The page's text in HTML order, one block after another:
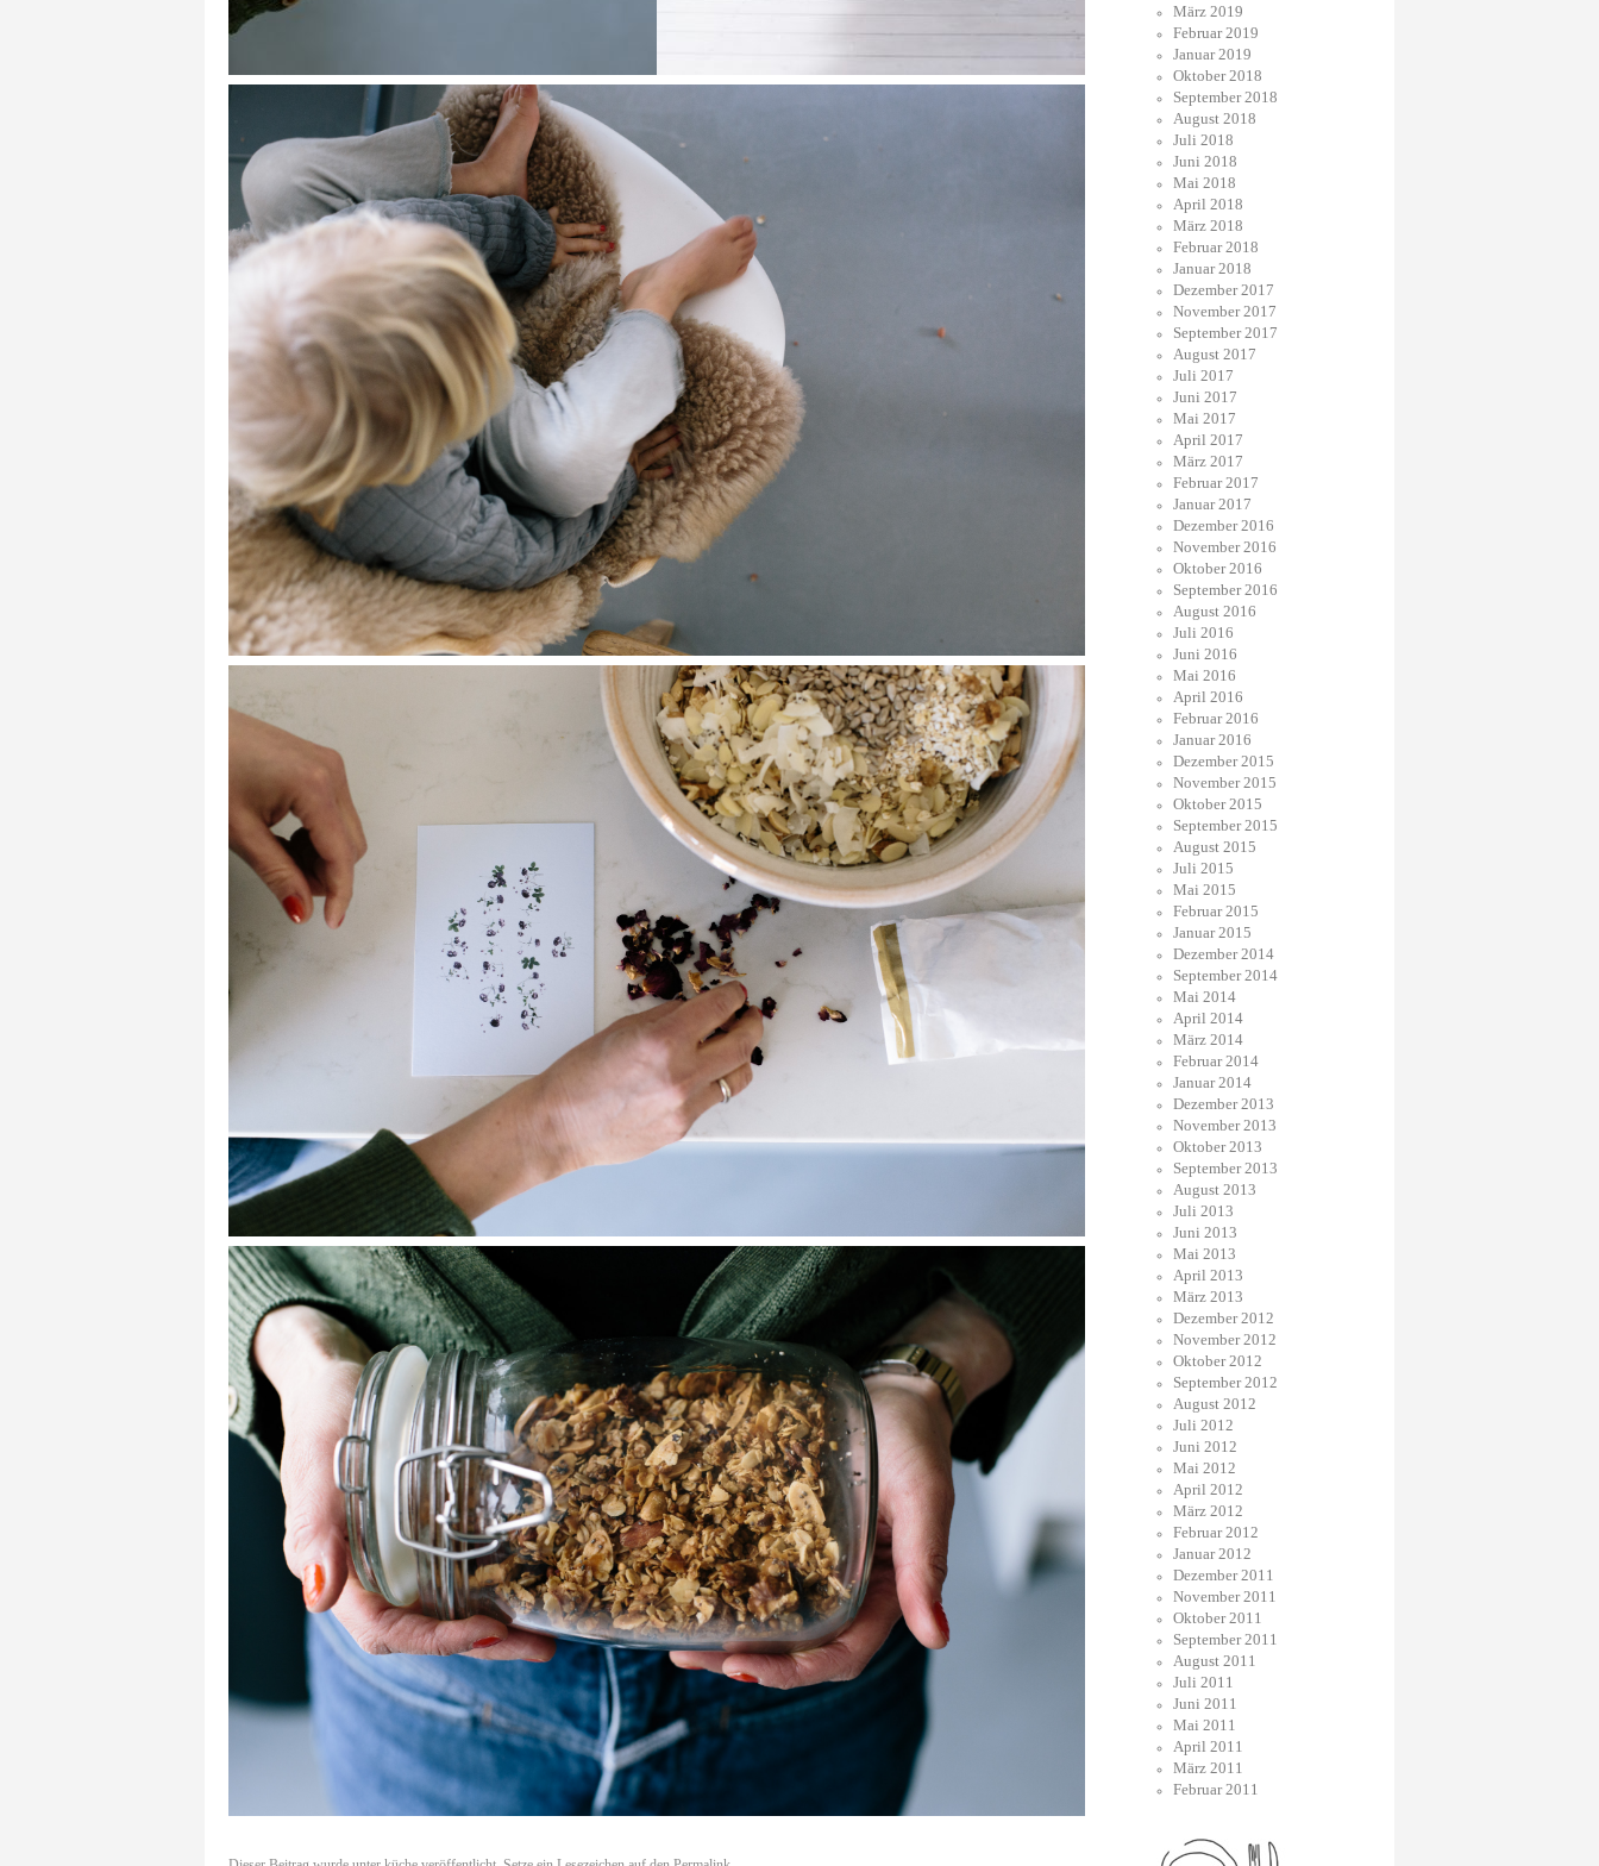
März 2019
Februar 2019
Januar 2019
Oktober 2018
September 2018
August 2018
Juli 2018
Juni 2018
Mai 2018
April 2018
März 2018
Februar 2018
Januar 2018
Dezember 2017
November 2017
September 2017
August 2017
Juli 2017
Juni 2017
Mai 2017
April 2017
März 2017
Februar 2017
Januar 2017
Dezember 2016
November 2016
Oktober 2016
September 2016
August 2016
Juli 2016
Juni 2016
Mai 2016
April 2016
Februar 2016
Januar 2016
Dezember 2015
November 2015
Oktober 2015
September 2015
August 2015
Juli 2015
Mai 2015
Februar 2015
Januar 2015
Dezember 2014
September 2014
Mai 2014
April 2014
März 2014
Februar 2014
Januar 2014
Dezember 2013
November 2013
Oktober 2013
September 2013
August 2013
Juli 2013
Juni 2013
Mai 2013
April 2013
März 2013
Dezember 2012
November 2012
Oktober 2012
September 2012
August 2012
Juli 2012
Juni 2012
Mai 2012
April 2012
März 2012
Februar 2012
Januar 2012
Dezember 2011
November 2011
Oktober 2011
September 2011
August 2011
Juli 2011
Juni 2011
Mai 2011
April 2011
März 2011
Februar 2011